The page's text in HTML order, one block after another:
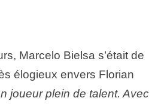
Marcelo Bielsa s’était de
élogieux envers Florian
joueur plein de talent. Avec